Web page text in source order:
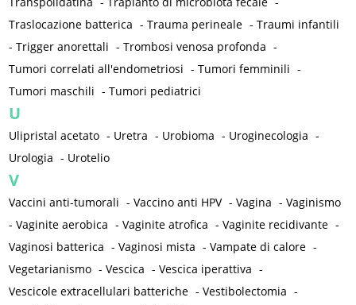
Traslocazione batterica -Trauma perineale -Traumi infantili
-Trigger anorettali -Trombosi venosa profonda -
Tumori correlati all'endometriosi -Tumori femminili -
Tumori maschili -Tumori pediatrici
U
Ulipristal acetato - Uretra - Urobioma - Uroginecologia -
Urologia - Urotelio
V
Vaccini anti-tumorali -Vaccino anti HPV -Vagina -Vaginismo
-Vaginite aerobica -Vaginite atrofica -Vaginite recidivante -
Vaginosi batterica -Vaginosi mista -Vampate di calore -
Vegetarianismo -Vescica -Vescica iperattiva -
Vescicole extracellulari batteriche -Vestibolectomia -